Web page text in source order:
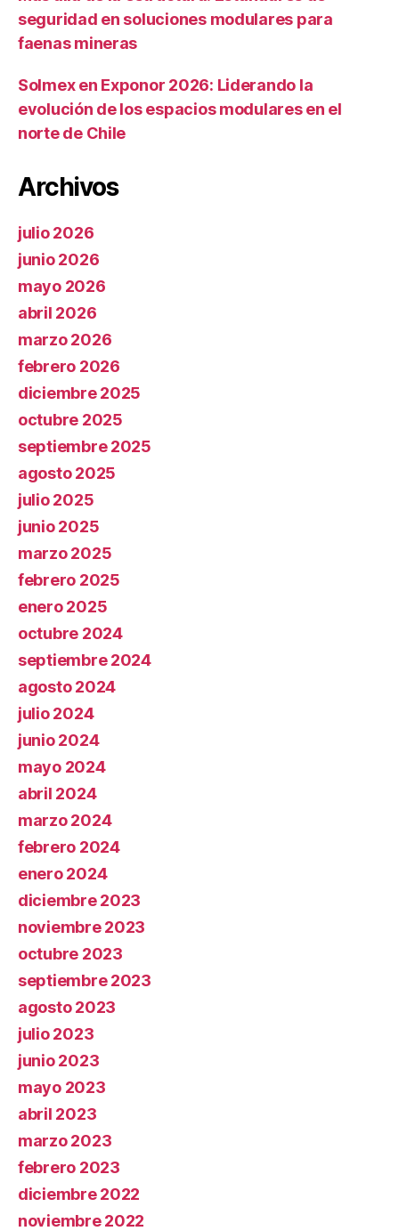
seguridad en soluciones modulares para
faenas mineras
Solmex en Exponor 2026: Liderando la
evolución de los espacios modulares en el
norte de Chile
Archivos
julio 2026
junio 2026
mayo 2026
abril 2026
marzo 2026
febrero 2026
diciembre 2025
octubre 2025
septiembre 2025
agosto 2025
julio 2025
junio 2025
marzo 2025
febrero 2025
enero 2025
octubre 2024
septiembre 2024
agosto 2024
julio 2024
junio 2024
mayo 2024
abril 2024
marzo 2024
febrero 2024
enero 2024
diciembre 2023
noviembre 2023
octubre 2023
septiembre 2023
agosto 2023
julio 2023
junio 2023
mayo 2023
abril 2023
marzo 2023
febrero 2023
diciembre 2022
noviembre 2022